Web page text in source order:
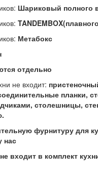
Шариковый полного
Метабокс
отдельно
не входит:
планки,
столешницы,
фурнитуру для
нас
входит в комплект